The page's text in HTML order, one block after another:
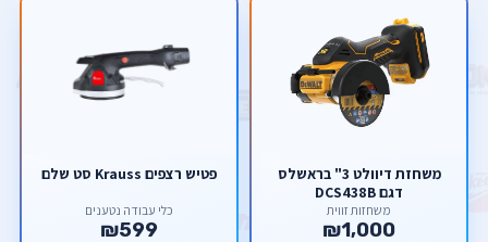
משחזת דיוולט 3" בראשלס
דגם DCS438B
משחזות זווית
₪1,000
פטיש רצפים Krauss סט שלם
כלי עבודה נטענים
₪599